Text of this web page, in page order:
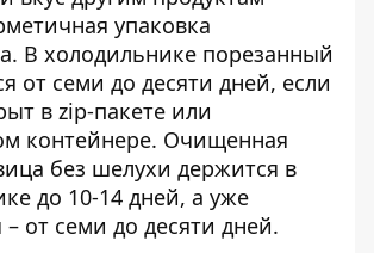
упаковка
В холодильнике порезанный
от семи до десяти дней, если
в zip-пакете или
контейнере. Очищенная
без шелухи держится в
до 10-14 дней, а уже
– от семи до десяти дней.